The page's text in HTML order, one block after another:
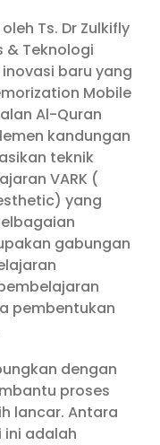
Ts. Dr Zulkifly
& Teknologi
inovasi baru yang
Mobile
Al-Quran
kandungan
teknik
VARK (
yang
gabungan
pembentukan
dengan
proses
lancar. Antara
adalah